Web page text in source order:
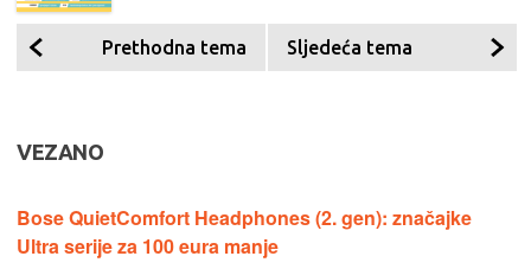
Prethodna tema Sljedeća tema
VEZANO
Bose QuietComfort Headphones (2. gen): značajke
Ultra serije za 100 eura manje